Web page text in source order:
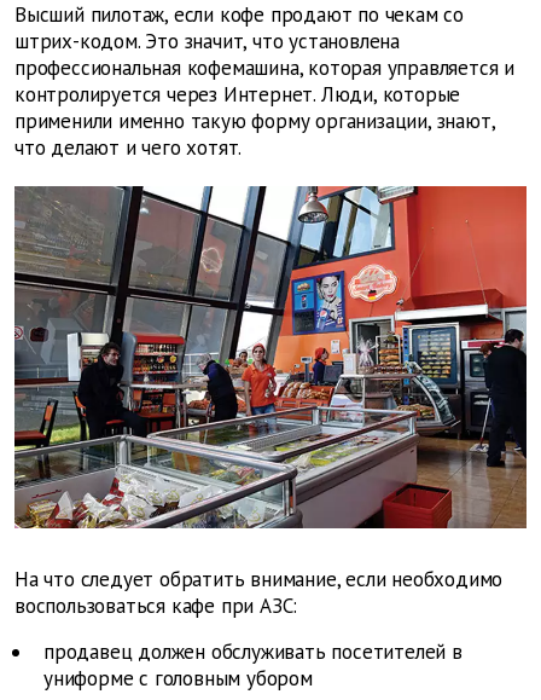
Высший пилотаж, если кофе продают по чекам со
штрих-кодом. Это значит, что установлена
профессиональная кофемашина, которая управляется и
контролируется через Интернет. Люди, которые
применили именно такую форму организации, знают,
что делают и чего хотят.
На что следует обратить внимание, если необходимо
воспользоваться кафе при АЗС:
продавец должен обслуживать посетителей в
униформе с головным убором